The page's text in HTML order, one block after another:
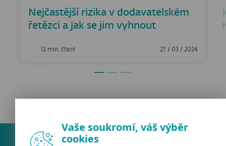
Nejčastější rizika v dodavatelském
řetězci a jak se jim vyhnout
12 min. čtení 27 / 03 / 2024
Vaše soukromí, váš výběr
cookies